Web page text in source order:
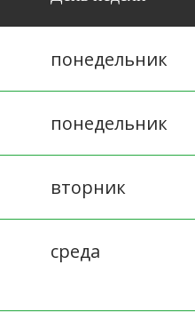
понедельник
понедельник
вторник
среда